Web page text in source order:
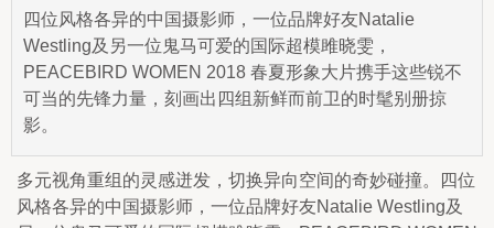
四位风格各异的中国摄影师，一位品牌好友Natalie
Westling及另一位鬼马可爱的国际超模雎晓雯，
PEACEBIRD WOMEN 2018 春夏形象大片携手这些锐不
可当的先锋力量，刻画出四组新鲜而前卫的时髦别册掠
影。
多元视角重组的灵感迸发，切换异向空间的奇妙碰撞。四位
风格各异的中国摄影师，一位品牌好友Natalie Westling及